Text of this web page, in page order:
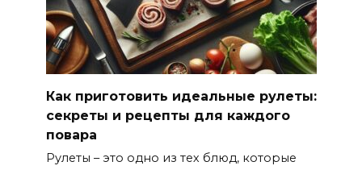
Как приготовить идеальные рулеты:
секреты и рецепты для каждого
повара
Рулеты – это одно из тех блюд, которые